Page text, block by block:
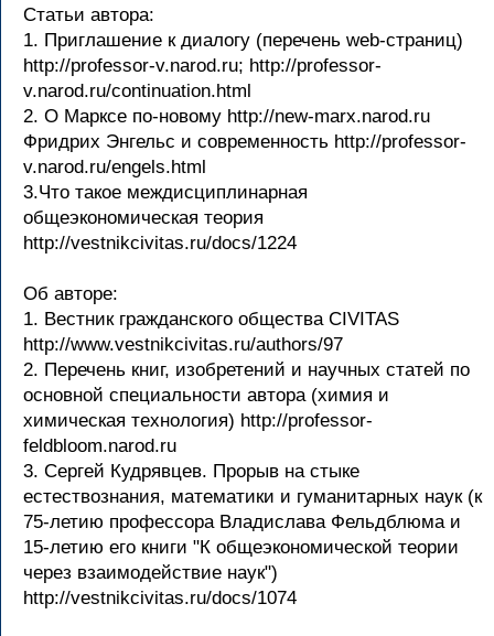
Статьи автора:
1. Приглашение к диалогу (перечень web-страниц)
http://professor-v.narod.ru; http://professor-
v.narod.ru/continuation.html
2. О Марксе по-новому http://new-marx.narod.ru
Фридрих Энгельс и современность http://professor-
v.narod.ru/engels.html
3.Что такое междисциплинарная
общеэкономическая теория
http://vestnikcivitas.ru/docs/1224
Об авторе:
1. Вестник гражданского общества CIVITAS
http://www.vestnikcivitas.ru/authors/97
2. Перечень книг, изобретений и научных статей по
основной специальности автора (химия и
химическая технология) http://professor-
feldbloom.narod.ru
3. Сергей Кудрявцев. Прорыв на стыке
естествознания, математики и гуманитарных наук (к
75-летию профессора Владислава Фельдблюма и
15-летию его книги "К общеэкономической теории
через взаимодействие наук")
http://vestnikcivitas.ru/docs/1074